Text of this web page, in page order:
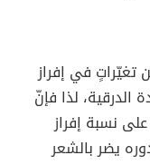
في إفراز
الدرقية، لذا فإنّ
نسبة إفراز
يضر بالشعر